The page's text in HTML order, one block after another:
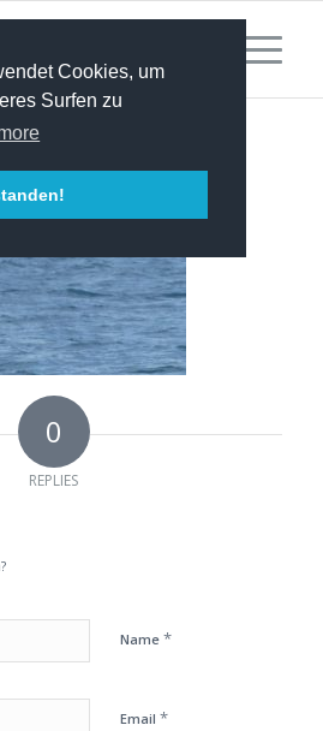
Cookies, um
Surfen zu
0
REPLIES
Name *
Email *